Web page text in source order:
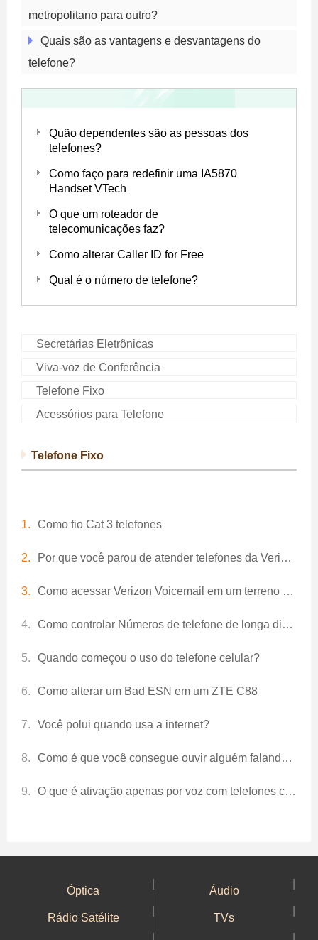
metropolitano para outro?
Quais são as vantagens e desvantagens do
telefone?
Quão dependentes são as pessoas dos
telefones?
Como faço para redefinir uma IA5870
Handset VTech
O que um roteador de
telecomunicações faz?
Como alterar Caller ID for Free
Qual é o número de telefone?
Secretárias Eletrônicas
Viva-voz de Conferência
Telefone Fixo
Acessórios para Telefone
Telefone Fixo
Como fio Cat 3 telefones
Por que você parou de atender telefones da Verizon?
Como acessar Verizon Voicemail em um terreno Telefone
Como controlar Números de telefone de longa distância para My Phone
Quando começou o uso do telefone celular?
Como alterar um Bad ESN em um ZTE C88
Você polui quando usa a internet?
Como é que você consegue ouvir alguém falando usando um telefone de lata?
O que é ativação apenas por voz com telefones celulares?
Óptica Áudio
Rádio Satélite TVs